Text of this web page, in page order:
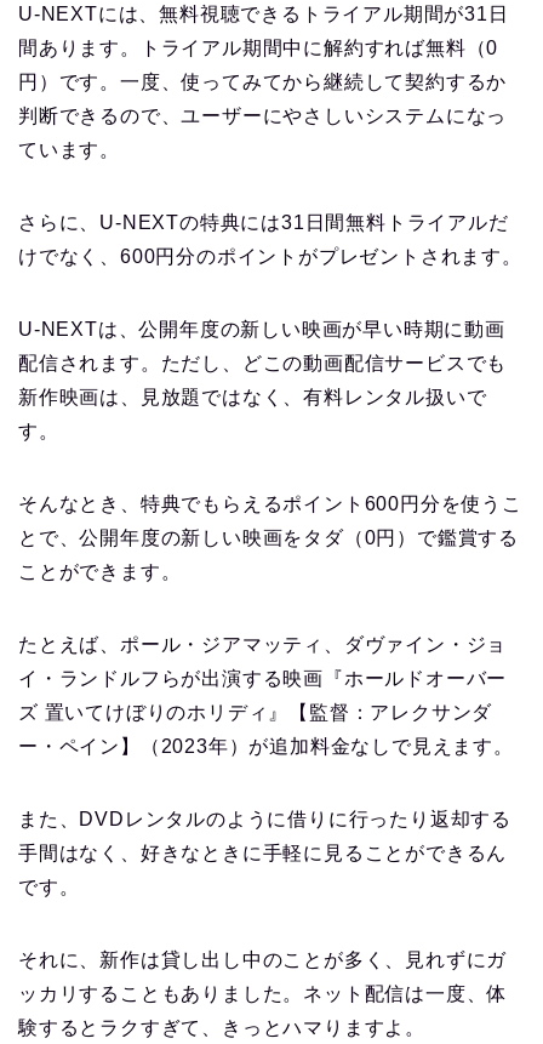
U-NEXTには、無料視聴できるトライアル期間が31日
間あります。トライアル期間中に解約すれば無料（0
円）です。一度、使ってみてから継続して契約するか
判断できるので、ユーザーにやさしいシステムになっ
ています。
さらに、U-NEXTの特典には31日間無料トライアルだ
けでなく、600円分のポイントがプレゼントされます。
U-NEXTは、公開年度の新しい映画が早い時期に動画
配信されます。ただし、どこの動画配信サービスでも
新作映画は、見放題ではなく、有料レンタル扱いで
す。
そんなとき、特典でもらえるポイント600円分を使うこ
とで、公開年度の新しい映画をタダ（0円）で鑑賞する
ことができます。
たとえば、ポール・ジアマッティ、ダヴァイン・ジョ
イ・ランドルフらが出演する映画『ホールドオーバー
ズ 置いてけぼりのホリディ』【監督：アレクサンダ
ー・ペイン】（2023年）が追加料金なしで見えます。
また、DVDレンタルのように借りに行ったり返却する
手間はなく、好きなときに手軽に見ることができるん
です。
それに、新作は貸し出し中のことが多く、見れずにガ
ッカリすることもありました。ネット配信は一度、体
験するとラクすぎて、きっとハマりますよ。